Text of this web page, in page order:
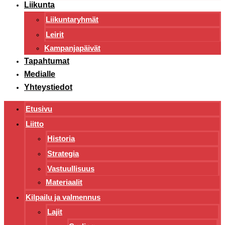
Liikunta
Liikuntaryhmät
Leirit
Kampanjapäivät
Tapahtumat
Medialle
Yhteystiedot
Etusivu
Liitto
Historia
Strategia
Vastuullisuus
Materiaalit
Kilpailu ja valmennus
Lajit